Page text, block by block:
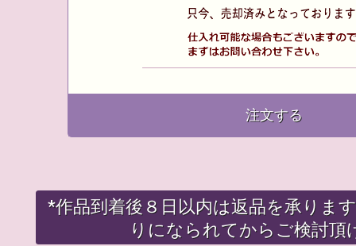
注文する
*作品到着後８日以内は返品を承りま
りになられてからご検討頂